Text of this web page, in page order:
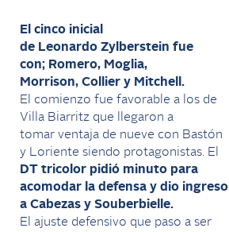
El cinco inicial
de Leonardo Zylberstein fue
con; Romero, Moglia,
Morrison, Collier y Mitchell.
El
comienzo fue favorable a los de
Villa Biarritz que llegaron a
tomar ventaja de nueve con Bastón
y Loriente siendo protagonistas. El
DT tricolor pidió minuto para
acomodar la defensa y dio ingreso
a Cabezas y Souberbielle.
El
ajuste defensivo que paso a ser